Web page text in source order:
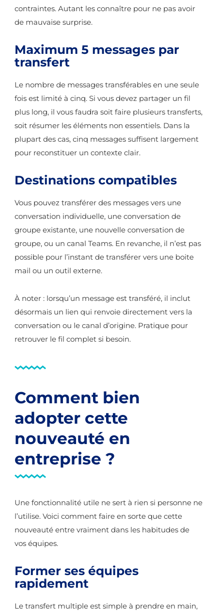
contraintes. Autant les connaître pour ne pas avoir
de mauvaise surprise.
Maximum 5 messages par
transfert
Le nombre de messages transférables en une seule
fois est limité à cinq. Si vous devez partager un fil
plus long, il vous faudra soit faire plusieurs transferts,
soit résumer les éléments non essentiels. Dans la
plupart des cas, cinq messages suffisent largement
pour reconstituer un contexte clair.
Destinations compatibles
Vous pouvez transférer des messages vers une
conversation individuelle, une conversation de
groupe existante, une nouvelle conversation de
groupe, ou un canal Teams. En revanche, il n’est pas
possible pour l’instant de transférer vers une boite
mail ou un outil externe.
À noter : lorsqu’un message est transféré, il inclut
désormais un lien qui renvoie directement vers la
conversation ou le canal d’origine. Pratique pour
retrouver le fil complet si besoin.
Comment bien
adopter cette
nouveauté en
entreprise ?
Une fonctionnalité utile ne sert à rien si personne ne
l’utilise. Voici comment faire en sorte que cette
nouveauté entre vraiment dans les habitudes de
vos équipes.
Former ses équipes
rapidement
Le transfert multiple est simple à prendre en main,